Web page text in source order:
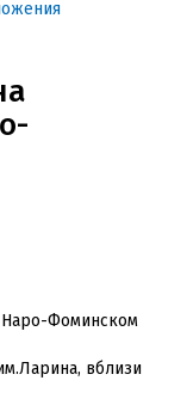
Наро-Фоминском
вблизи